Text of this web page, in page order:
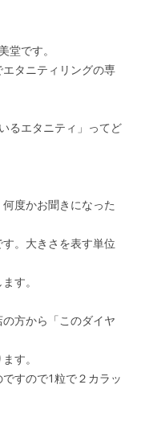
堂です。
タニティリングの専
るエタニティ」ってど
度かお聞きになった
。大きさを表す単位
す。
方から「このダイヤ
す。
すので1粒で２カラッ